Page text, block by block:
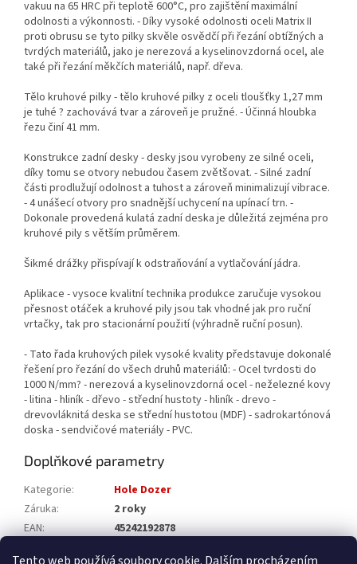
vakuu na 65 HRC při teplotě 600°C, pro zajištění maximální
odolnosti a výkonnosti. - Díky vysoké odolnosti oceli Matrix II
proti obrusu se tyto pilky skvěle osvědčí při řezání obtížných a
tvrdých materiálů, jako je nerezová a kyselinovzdorná ocel, ale
také při řezání měkčích materiálů, např. dřeva.
Tělo kruhové pilky - tělo kruhové pilky z oceli tloušťky 1,27 mm
je tuhé ? zachovává tvar a zároveň je pružné. - Účinná hloubka
řezu činí 41 mm.
Konstrukce zadní desky - desky jsou vyrobeny ze silné oceli,
díky tomu se otvory nebudou časem zvětšovat. - Silné zadní
části prodlužují odolnost a tuhost a zároveň minimalizují vibrace.
- 4 unášecí otvory pro snadnější uchycení na upínací trn. -
Dokonale provedená kulatá zadní deska je důležitá zejména pro
kruhové pily s větším průměrem.
Šikmé drážky přispívají k odstraňování a vytlačování jádra.
Aplikace - vysoce kvalitní technika produkce zaručuje vysokou
přesnost otáček a kruhové pily jsou tak vhodné jak pro ruční
vrtačky, tak pro stacionární použití (výhradně ruční posun).
- Tato řada kruhových pilek vysoké kvality představuje dokonalé
řešení pro řezání do všech druhů materiálů: - Ocel tvrdosti do
1000 N/mm? - nerezová a kyselinovzdorná ocel - neželezné kovy
- litina - hliník - dřevo - střední hustoty - hliník - drevo -
drevovláknitá deska se střední hustotou (MDF) - sadrokartónová
doska - sendvičové materiály - PVC.
Doplňkové parametry
Kategorie:
Hole Dozer
Záruka:
2 roky
EAN:
45242192878